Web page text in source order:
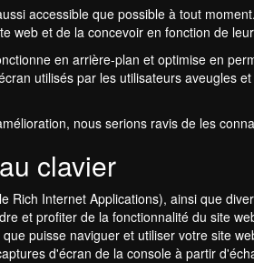
accessible que possible à tout
web et de la concevoir en fonction de
en arrière-plan et optimise en
utilisés par les utilisateurs aveugles
nous serions ravis de les
clavier
Rich Internet Applications), ainsi que
et profiter de la fonctionnalité du site
puisse naviguer et utiliser votre site
d'écran de la console à partir